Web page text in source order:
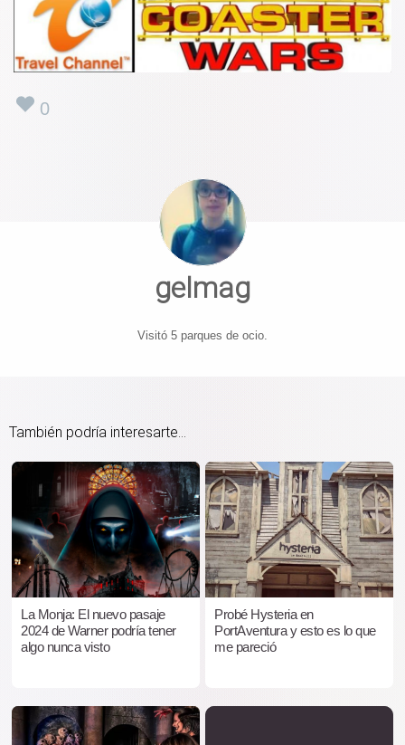
0
gelmag
Visitó 5 parques de ocio.
También podría interesarte...
La Monja: El nuevo pasaje
2024 de Warner podría tener
algo nunca visto
Probé Hysteria en
PortAventura y esto es lo que
me pareció